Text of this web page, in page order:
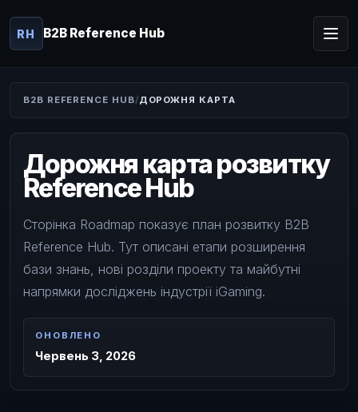
RH B2B Reference Hub
B2B REFERENCE HUB ДОРОЖНЯ КАРТА
Дорожня карта розвитку
Reference Hub
Сторінка Roadmap показує план розвитку B2B
Reference Hub. Тут описані етапи розширення
бази знань, нові розділи проекту та майбутні
напрямки досліджень індустрії iGaming.
ОНОВЛЕНО
Червень 3, 2026